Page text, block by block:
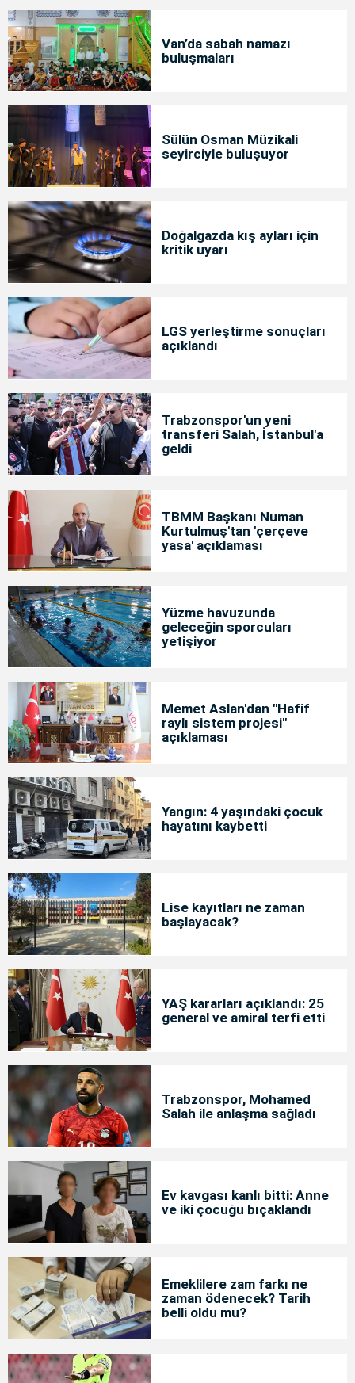
Van’da sabah namazı
buluşmaları
Sülün Osman Müzikali
seyirciyle buluşuyor
Doğalgazda kış ayları için
kritik uyarı
LGS yerleştirme sonuçları
açıklandı
Trabzonspor'un yeni
transferi Salah, İstanbul'a
geldi
TBMM Başkanı Numan
Kurtulmuş'tan 'çerçeve
yasa' açıklaması
Yüzme havuzunda
geleceğin sporcuları
yetişiyor
Memet Aslan'dan "Hafif
raylı sistem projesi"
açıklaması
Yangın: 4 yaşındaki çocuk
hayatını kaybetti
Lise kayıtları ne zaman
başlayacak?
YAŞ kararları açıklandı: 25
general ve amiral terfi etti
Trabzonspor, Mohamed
Salah ile anlaşma sağladı
Ev kavgası kanlı bitti: Anne
ve iki çocuğu bıçaklandı
Emeklilere zam farkı ne
zaman ödenecek? Tarih
belli oldu mu?